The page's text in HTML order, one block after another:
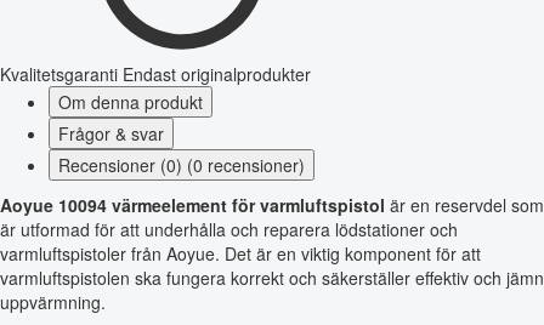
Kvalitetsgaranti Endast originalprodukter
Om denna produkt
Frågor & svar
Recensioner (0) (0 recensioner)
Aoyue 10094 värmeelement för varmluftspistol är en reservdel som
är utformad för att underhålla och reparera lödstationer och
varmluftspistoler från Aoyue. Det är en viktig komponent för att
varmluftspistolen ska fungera korrekt och säkerställer effektiv och jämn
uppvärmning.